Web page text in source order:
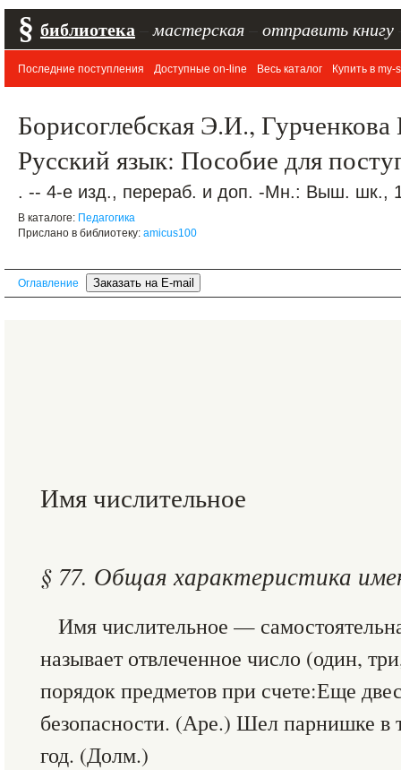
§ библиотека мастерская отправить книгу
Последние поступления Доступные on-line Весь каталог Купить в my-
Борисоглебская Э.И.,
Русский язык: Пособие для
. -- 4-е изд., перераб. и доп. -Мн.: Выш. шк.,
В каталоге: Педагогика
Прислано в библиотеку: amicus100
Оглавление
Имя числительное
§ 77. Общая характеристика
Имя числительное —
называет отвлеченное число (один,
порядок предметов при счете:Еще
безопасности. (Аре.) Шел парнишке в
год. (Долм.)